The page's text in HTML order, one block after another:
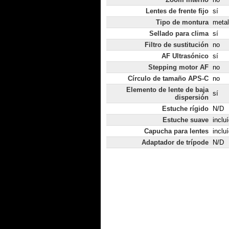
Lentes de frente fijo sí
Tipo de montura metal
Sellado para clima sí
Filtro de sustitución no
AF Ultrasónico sí
Stepping motor AF no
Círculo de tamaño APS-C no
Elemento de lente de baja
dispersión
sí
Estuche rígido
N/D
Estuche suave
Capucha para lentes
Adaptador de trípode
N/D